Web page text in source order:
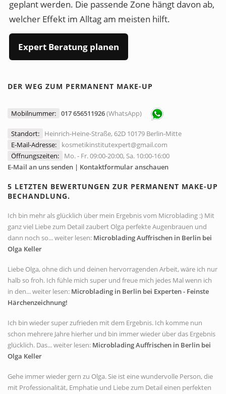
geplant werden. Die passende Zone hängt davon ab,
welcher Effekt im Alltag am meisten hilft.
Expert Beratung planen
DER WEG ZUM PERMANENT MAKE-UP
Mobilnummer: 017 656511926(WhatsApp)
Standort:
Heinrich-Heine-Straße, 62D 10179 Berlin-Mitte
E-Mail-Adresse:
kosmetikinstitutexpert@gmail.com
Öffnungszeiten:
Mo. - Fr. 09:00-20:00, Sa. 10:00-16:00
E-Mail an uns senden | Kontaktformular anschauen
5 LETZTEN BEWERTUNGEN ZUR PERMANENT MAKE-UP
BECHANDLUNG.
Ich bin mehr als glücklich über mein Ergebnis vom Microblading :) Mit
ganz viel Liebe zum Detail zaubert Olga perfekte Augenbrauen und
dann noch so... weiter lesen: Microblading Auffrischen in Berlin bei
Olga Keller
Liebe Olga, ohne dich und deinen hervorragenden Arbeit, wäre ich nur
halb so froh. Ich fühle mich super und freue mich jedes Mal wenn ich
in den... weiter lesen: Microblading in Berlin bei Experten - Feinste
Härchenzeichnung!
Ich bin wieder super zufrieden mit dem Ergebnis. Ich komme nun
schon mehrere Jahre hierher und bin immer wieder über das Ergebnis
glücklich. Das... weiter lesen: Microblading Auffrischen in Berlin bei
Olga Keller
Gehe immer wieder gern zu Olga. Sie ist eine wundervolle Person, die
mit Professionalität, Emphatie und Liebe zum Detail einen perfekten